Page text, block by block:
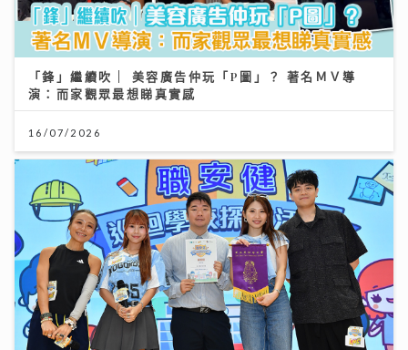
「鋒」繼續吹 | 美容廣告仲玩「P圖」？ 著名ＭＶ導
演：而家觀眾最想睇真實感
16/07/2026